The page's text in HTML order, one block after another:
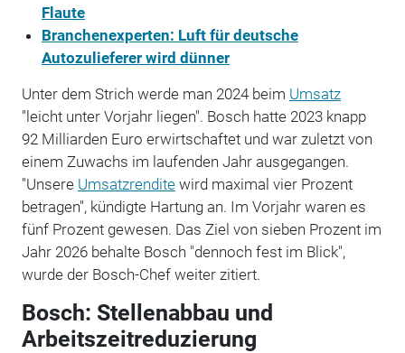
Flaute
Branchenexperten: Luft für deutsche
Autozulieferer wird dünner
Unter dem Strich werde man 2024 beim Umsatz
"leicht unter Vorjahr liegen". Bosch hatte 2023 knapp
92 Milliarden Euro erwirtschaftet und war zuletzt von
einem Zuwachs im laufenden Jahr ausgegangen.
"Unsere Umsatzrenditewird maximal vier Prozent
betragen", kündigte Hartung an. Im Vorjahr waren es
fünf Prozent gewesen. Das Ziel von sieben Prozent im
Jahr 2026 behalte Bosch "dennoch fest im Blick",
wurde der Bosch-Chef weiter zitiert.
Bosch: Stellenabbau und
Arbeitszeitreduzierung